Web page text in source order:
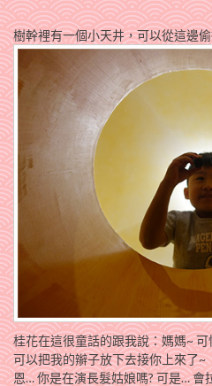
樹幹裡有一個小天井，可以從這邊
桂花在這很童話的跟我說：媽媽~
可以把我的辮子放下去接你上來了~
恩… 你是在演長髮姑娘嗎? 可是… 會